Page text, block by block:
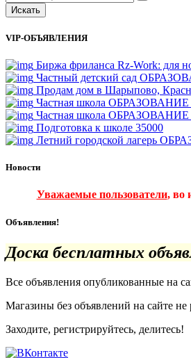
Искать
VIP-ОБЪЯВЛЕНИЯ
Биржа фриланса Rz-Work: для
Частный детский сад
Продам дом в Шарыпово,
Частная школа
Частная школа
Подготовка к школе 35000
Летний городской лагерь
Новости
Уважаемые пользователи, во
Объявления!
Доска бесплатных
Все объявления опубликованные на
Магазины без объявлений на сайте не
Заходите, регистрируйтесь, делитесь!